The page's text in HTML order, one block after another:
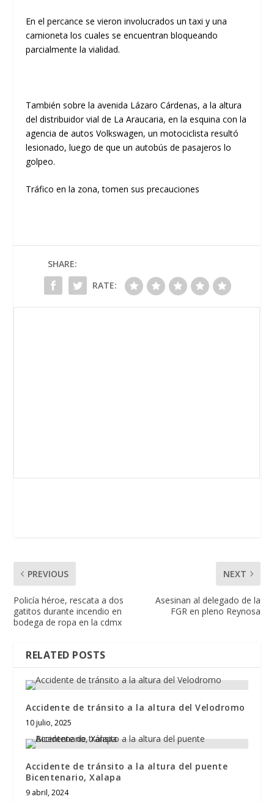
En el percance se vieron involucrados un taxi y una
camioneta los cuales se encuentran bloqueando
parcialmente la vialidad.
También sobre la avenida Lázaro Cárdenas, a la altura
del distribuidor vial de La Araucaria, en la esquina con la
agencia de autos Volkswagen, un motociclista resultó
lesionado, luego de que un autobús de pasajeros lo
golpeo.
Tráfico en la zona, tomen sus precauciones
SHARE:
RATE:
PREVIOUS
Policía héroe, rescata a dos
gatitos durante incendio en
bodega de ropa en la cdmx
NEXT
Asesinan al delegado de la
FGR en pleno Reynosa
RELATED POSTS
Accidente de tránsito a la altura del Velodromo
10 julio, 2025
Accidente de tránsito a la altura del puente
Bicentenario, Xalapa
9 abril, 2024